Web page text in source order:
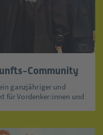
Community
ganzjähriger und
für Vordenker:innen und